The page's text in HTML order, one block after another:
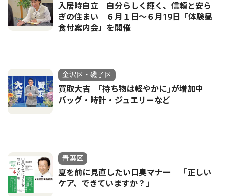
入居時自立 自分らしく輝く、信頼と安ら
ぎの住まい ６月１日～６月19日「体験昼
食付案内会」を開催
金沢区・磯子区
買取大吉 ｢持ち物は軽やかに｣が増加中
バッグ・時計・ジュエリーなど
青葉区
夏を前に見直したい口臭マナー 「正しい
ケア、できていますか？」